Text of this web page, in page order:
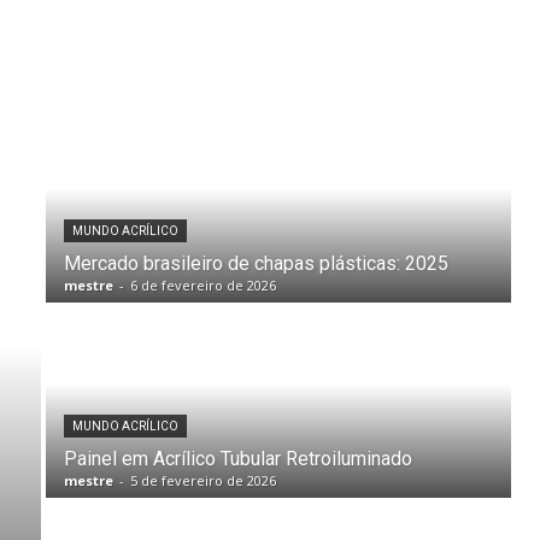
MUNDO ACRÍLICO
Mercado brasileiro de chapas plásticas: 2025
mestre - 6 de fevereiro de 2026
MUNDO ACRÍLICO
Painel em Acrílico Tubular Retroiluminado
mestre - 5 de fevereiro de 2026